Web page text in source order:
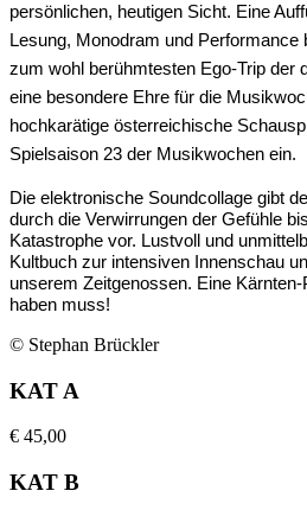
persönlichen, heutigen Sicht. Eine
Lesung, Monodram und Performance
zum wohl berühmtesten Ego-Trip der
eine besondere Ehre für die
hochkarätige österreichische
Spielsaison 23 der Musikwochen ein.
Die elektronische Soundcollage gibt
durch die Verwirrungen der Gefühle
Katastrophe vor. Lustvoll und
Kultbuch zur intensiven Innenschau
unserem Zeitgenossen. Eine
haben muss!
© Stephan Brückler
KAT A
€ 45,00
KAT B